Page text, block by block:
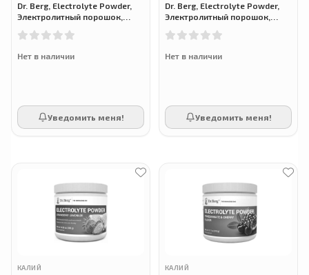
Dr. Berg, Electrolyte Powder,
Электролитный порошок,
Нет в наличии
Уведомить меня!
Dr. Berg, Electrolyte Powder,
Электролитный порошок,
Нет в наличии
Уведомить меня!
КАЛИЙ КАЛИЙ